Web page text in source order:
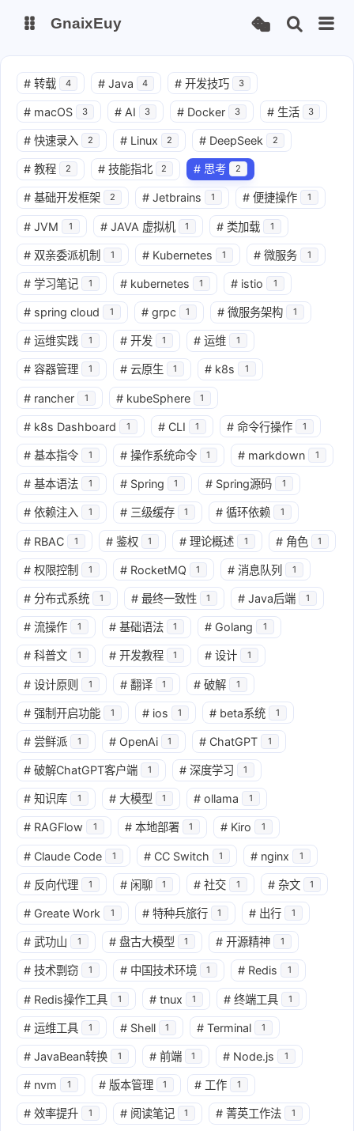
主页
站点运行监测 Nas私有云
it-tools工具集 ChatGPT-Next
爱国学习平台(暂时关闭) LobeHub 智能AI聚合站
GnaixEuy
# 转载 4 # Java 4 # 开发技巧 3
# macOS 3 # AI 3 # Docker 3 # 生活 3
# 快速录入 2 # Linux 2 # DeepSeek 2
# 教程 2 # 技能指北 2 # 思考 2
# 基础开发框架 2 # Jetbrains 1 # 便捷操作 1
# JVM 1 # JAVA 虚拟机 1 # 类加载 1
# 双亲委派机制 1 # Kubernetes 1 # 微服务 1
# 学习笔记 1 # kubernetes 1 # istio 1
# spring cloud 1 # grpc 1 # 微服务架构 1
# 运维实践 1 # 开发 1 # 运维 1
# 容器管理 1 # 云原生 1 # k8s 1
# rancher 1 # kubeSphere 1
# k8s Dashboard 1 # CLI 1 # 命令行操作 1
# 基本指令 1 # 操作系统命令 1 # markdown 1
# 基本语法 1 # Spring 1 # Spring源码 1
# 依赖注入 1 # 三级缓存 1 # 循环依赖 1
# RBAC 1 # 鉴权 1 # 理论概述 1 # 角色 1
# 权限控制 1 # RocketMQ 1 # 消息队列 1
# 分布式系统 1 # 最终一致性 1 # Java后端 1
# 流操作 1 # 基础语法 1 # Golang 1
# 科普文 1 # 开发教程 1 # 设计 1
# 设计原则 1 # 翻译 1 # 破解 1
# 强制开启功能 1 # ios 1 # beta系统 1
# 尝鲜派 1 # OpenAi 1 # ChatGPT 1
# 破解ChatGPT客户端 1 # 深度学习 1
# 知识库 1 # 大模型 1 # ollama 1
# RAGFlow 1 # 本地部署 1 # Kiro 1
# Claude Code 1 # CC Switch 1 # nginx 1
# 反向代理 1 # 闲聊 1 # 社交 1 # 杂文 1
# Greate Work 1 # 特种兵旅行 1 # 出行 1
# 武功山 1 # 盘古大模型 1 # 开源精神 1
# 技术剽窃 1 # 中国技术环境 1 # Redis 1
# Redis操作工具 1 # tnux 1 # 终端工具 1
# 运维工具 1 # Shell 1 # Terminal 1
# JavaBean转换 1 # 前端 1 # Node.js 1
# nvm 1 # 版本管理 1 # 工作 1
# 效率提升 1 # 阅读笔记 1 # 菁英工作法 1